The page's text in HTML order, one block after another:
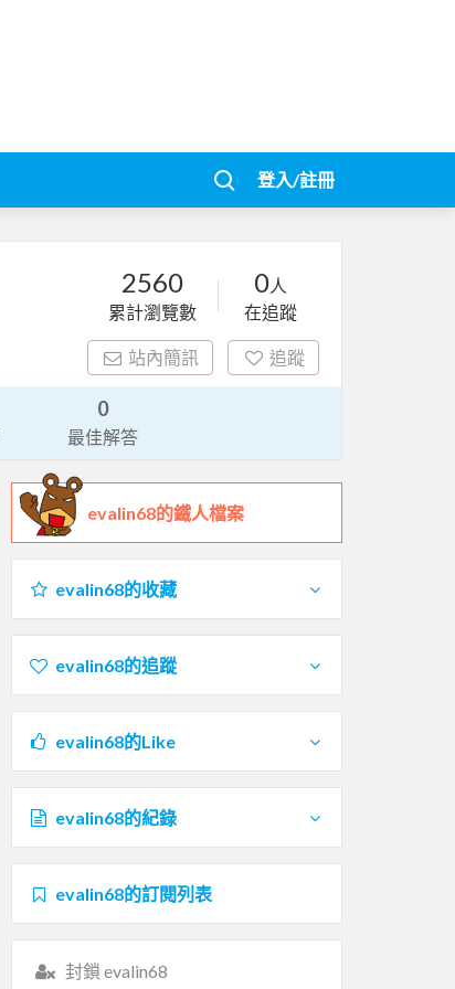
登入/註冊
2560
累計瀏覽數
0人
在追蹤
站內簡訊 追蹤
0
最佳解答
evalin68的鐵人檔案
evalin68的收藏
evalin68的追蹤
evalin68的Like
evalin68的紀錄
evalin68的訂閱列表
封鎖 evalin68